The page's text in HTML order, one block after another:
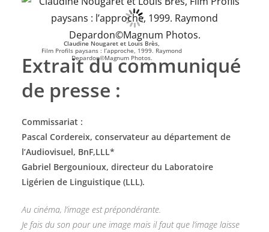
Claudine Nougaret et Louis Brès,
Film Profils paysans : l’approche, 1999. Raymond
Depardon©Magnum Photos.
Extrait du communiqué
de presse :
Commissariat :
Pascal Cordereix, conservateur au département de
l’Audiovisuel, BnF,LLL*
Gabriel Bergounioux, directeur du Laboratoire
Ligérien de Linguistique (LLL).
Au cinéma, l’image est prépondérante.
Je fais du son pour une image mais il faut que l’image laisse